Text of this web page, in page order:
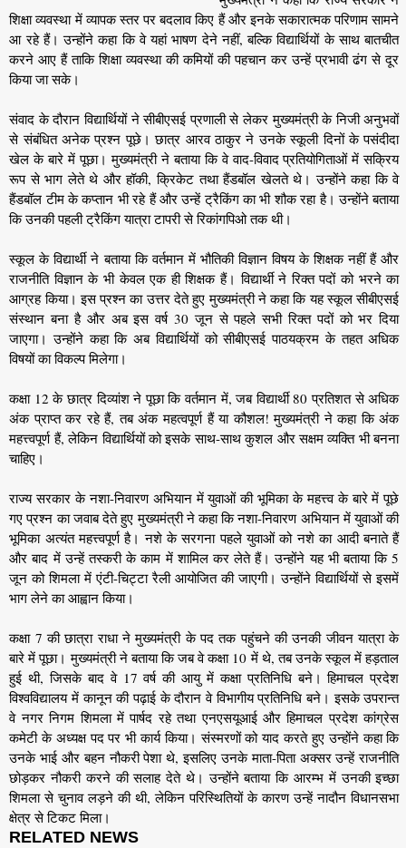
शिक्षा व्यवस्था में व्यापक स्तर पर बदलाव किए हैं और इनके सकारात्मक परिणाम सामने
आ रहे हैं। उन्होंने कहा कि वे यहां भाषण देने नहीं, बल्कि विद्यार्थियों के साथ बातचीत
करने आए हैं ताकि शिक्षा व्यवस्था की कमियों की पहचान कर उन्हें प्रभावी ढंग से दूर
किया जा सके।
संवाद के दौरान विद्यार्थियों ने सीबीएसई प्रणाली से लेकर मुख्यमंत्री के निजी अनुभवों
से संबंधित अनेक प्रश्न पूछे। छात्र आरव ठाकुर ने उनके स्कूली दिनों के पसंदीदा
खेल के बारे में पूछा। मुख्यमंत्री ने बताया कि वे वाद-विवाद प्रतियोगिताओं में सक्रिय
रूप से भाग लेते थे और हॉकी, क्रिकेट तथा हैंडबॉल खेलते थे। उन्होंने कहा कि वे
हैंडबॉल टीम के कप्तान भी रहे हैं और उन्हें ट्रैकिंग का भी शौक रहा है। उन्होंने बताया
कि उनकी पहली ट्रैकिंग यात्रा टापरी से रिकांगपिओ तक थी।
स्कूल के विद्यार्थी ने बताया कि वर्तमान में भौतिकी विज्ञान विषय के शिक्षक नहीं हैं और
राजनीति विज्ञान के भी केवल एक ही शिक्षक हैं। विद्यार्थी ने रिक्त पदों को भरने का
आग्रह किया। इस प्रश्न का उत्तर देते हुए मुख्यमंत्री ने कहा कि यह स्कूल सीबीएसई
संस्थान बना है और अब इस वर्ष 30 जून से पहले सभी रिक्त पदों को भर दिया
जाएगा। उन्होंने कहा कि अब विद्यार्थियों को सीबीएसई पाठयक्रम के तहत अधिक
विषयों का विकल्प मिलेगा।
कक्षा 12 के छात्र दिव्यांश ने पूछा कि वर्तमान में, जब विद्यार्थी 80 प्रतिशत से अधिक
अंक प्राप्त कर रहे हैं, तब अंक महत्वपूर्ण हैं या कौशल! मुख्यमंत्री ने कहा कि अंक
महत्त्वपूर्ण हैं, लेकिन विद्यार्थियों को इसके साथ-साथ कुशल और सक्षम व्यक्ति भी बनना
चाहिए।
राज्य सरकार के नशा-निवारण अभियान में युवाओं की भूमिका के महत्त्व के बारे में पूछे
गए प्रश्न का जवाब देते हुए मुख्यमंत्री ने कहा कि नशा-निवारण अभियान में युवाओं की
भूमिका अत्यंत महत्त्वपूर्ण है। नशे के सरगना पहले युवाओं को नशे का आदी बनाते हैं
और बाद में उन्हें तस्करी के काम में शामिल कर लेते हैं। उन्होंने यह भी बताया कि 5
जून को शिमला में एंटी-चिट्टा रैली आयोजित की जाएगी। उन्होंने विद्यार्थियों से इसमें
भाग लेने का आह्वान किया।
कक्षा 7 की छात्रा राधा ने मुख्यमंत्री के पद तक पहुंचने की उनकी जीवन यात्रा के
बारे में पूछा। मुख्यमंत्री ने बताया कि जब वे कक्षा 10 में थे, तब उनके स्कूल में हड़ताल
हुई थी, जिसके बाद वे 17 वर्ष की आयु में कक्षा प्रतिनिधि बने। हिमाचल प्रदेश
विश्वविद्यालय में कानून की पढ़ाई के दौरान वे विभागीय प्रतिनिधि बने। इसके उपरान्त
वे नगर निगम शिमला में पार्षद रहे तथा एनएसयूआई और हिमाचल प्रदेश कांग्रेस
कमेटी के अध्यक्ष पद पर भी कार्य किया। संस्मरणों को याद करते हुए उन्होंने कहा कि
उनके भाई और बहन नौकरी पेशा थे, इसलिए उनके माता-पिता अक्सर उन्हें राजनीति
छोड़कर नौकरी करने की सलाह देते थे। उन्होंने बताया कि आरम्भ में उनकी इच्छा
शिमला से चुनाव लड़ने की थी, लेकिन परिस्थितियों के कारण उन्हें नादौन विधानसभा
क्षेत्र से टिकट मिला।
RELATED NEWS